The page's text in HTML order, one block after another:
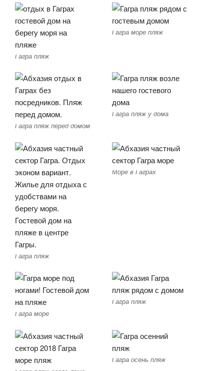
Гагра пляж
Гагра море пляж
Гагра пляж перед домом
Гагра пляж у дома
Гагра пляж
Море в Гаграх
Гагра море
Гагра пляж
Гагра осень пляж